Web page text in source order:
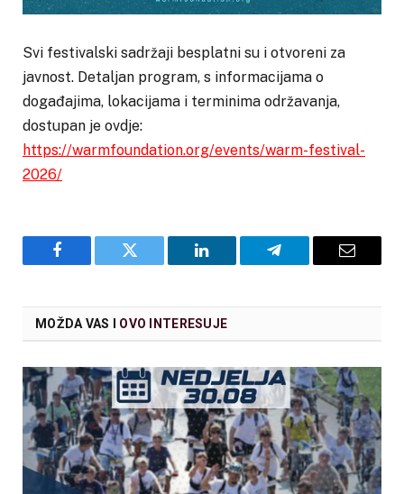
Svi festivalski sadržaji besplatni su i otvoreni za
javnost. Detaljan program, s informacijama o
događajima, lokacijama i terminima održavanja,
dostupan je ovdje:
https://warmfoundation.org/events/warm-festival-
2026/
Facebook Twitter LinkedIn Telegram Email
MOŽDA VAS I OVO INTERESUJE